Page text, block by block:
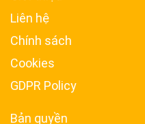
Liên hệ
Chính sách
Cookies
GDPR Policy
Bản quyền